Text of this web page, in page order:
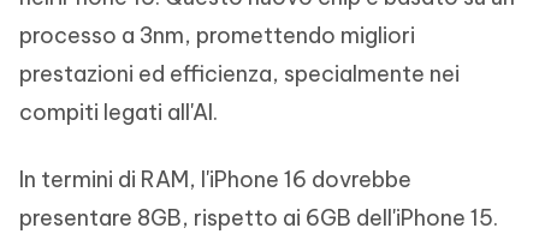
processo a 3nm, promettendo migliori
prestazioni ed efficienza, specialmente nei
compiti legati all'AI.
In termini di RAM, l'iPhone 16 dovrebbe
presentare 8GB, rispetto ai 6GB dell'iPhone 15.